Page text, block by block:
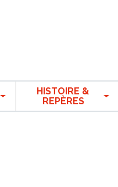
HISTOIRE &
REPÈRES